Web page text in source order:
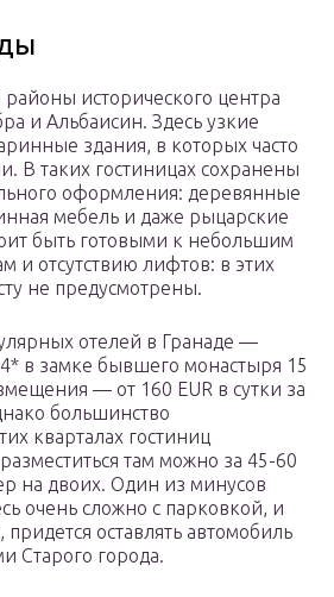
исторического центра
и Альбаисин. Здесь узкие
здания, в которых часто
В таких гостиницах сохранены
оформления: деревянные
мебель и даже рыцарские
быть готовыми к небольшим
и отсутствию лифтов: в этих
не предусмотрены.
отелей в Гранаде —
в замке бывшего монастыря 15
— от 160 EUR в сутки за
большинство
кварталах гостиниц
там можно за 45-60
на двоих. Один из минусов
очень сложно с парковкой, и
придется оставлять автомобиль
Старого города.